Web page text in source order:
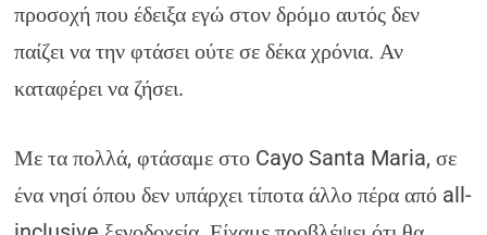
προσοχή που έδειξα εγώ στον δρόμο αυτός δεν
παίζει να την φτάσει ούτε σε δέκα χρόνια. Αν
καταφέρει να ζήσει.
Με τα πολλά, φτάσαμε στο Cayo Santa Maria, σε
ένα νησί όπου δεν υπάρχει τίποτα άλλο πέρα από all-